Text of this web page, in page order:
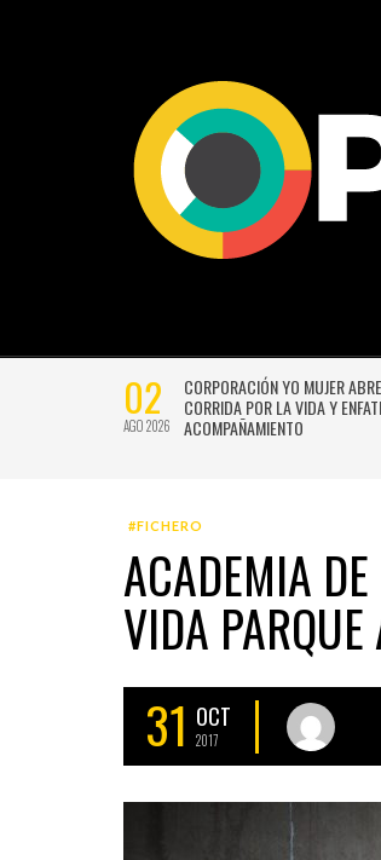
PARA LA 17ª
29
JUL 2026
“LA PÉRGOLA DE LAS
RENOVADA Y
BECERRA Y GERMÁN
#FICHERO
ACADEMIA
VIDA
31 OCT
2017